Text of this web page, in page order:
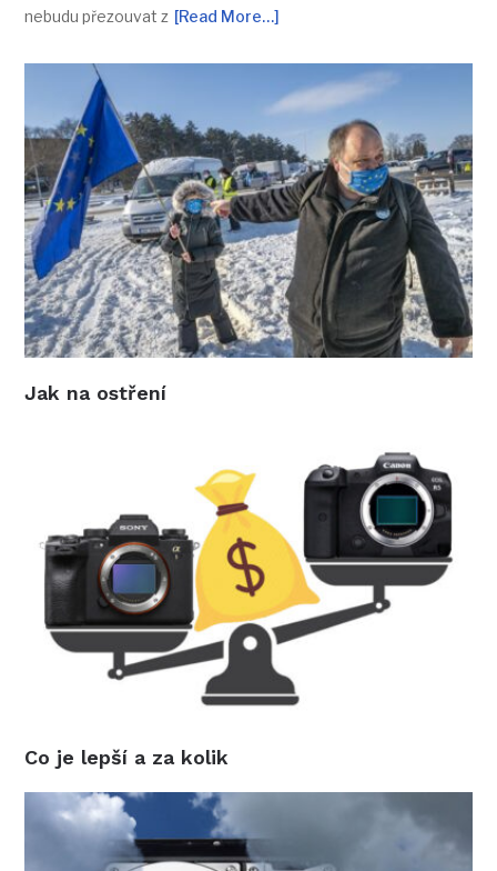
nebudu přezouvat z [Read More…]
Jak na ostření
Co je lepší a za kolik